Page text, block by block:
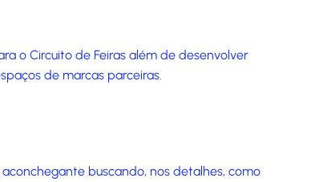
o Circuito de Feiras além de desenvolver
de marcas parceiras.
buscando, nos detalhes, como